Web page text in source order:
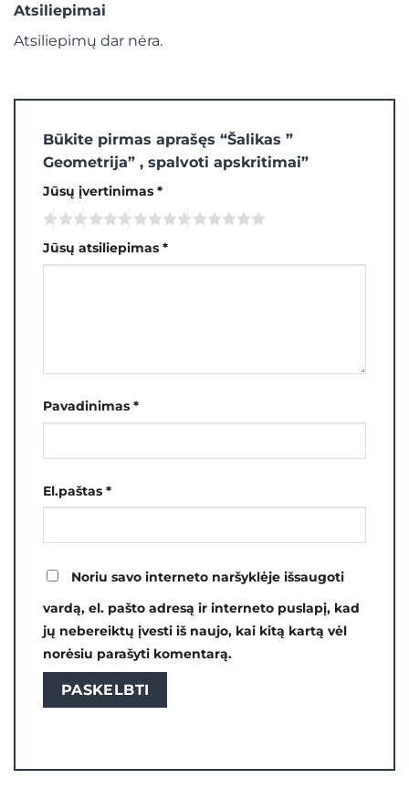
Atsiliepimai
Atsiliepimų dar nėra.
Būkite pirmas aprašęs “Šalikas ”
Geometrija” , spalvoti apskritimai”
Jūsų įvertinimas *
Jūsų atsiliepimas *
Pavadinimas *
El.paštas *
Noriu savo interneto naršyklėje išsaugoti
vardą, el. pašto adresą ir interneto puslapį, kad
jų nebereiktų įvesti iš naujo, kai kitą kartą vėl
norėsiu parašyti komentarą.